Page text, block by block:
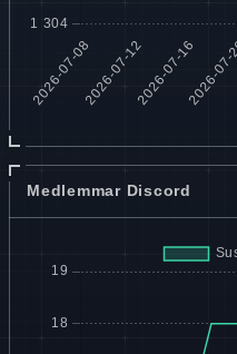
Medlemmar Discord